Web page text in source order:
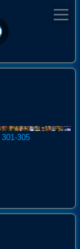
301-305